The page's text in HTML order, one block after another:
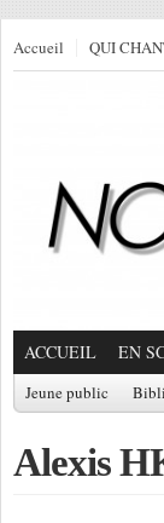
Accueil QUI
ACCUEIL EN
Jeune public
Alexis